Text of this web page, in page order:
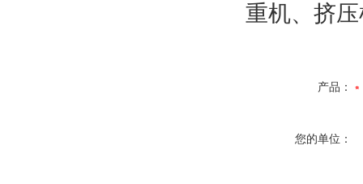
重机、挤
产品：
您的单位：